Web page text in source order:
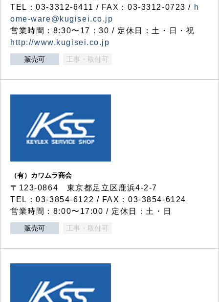
TEL：03-3312-6411 / FAX：03-3312-0723 / h
ome-ware@kugisei.co.jp
営業時間：8:30〜17：30 / 定休日：土・日・祝
http://www.kugisei.co.jp
販売可 工事・取付可
（有）カワムラ商会
〒123-0864 東京都足立区鹿浜4-2-7
TEL：03-3854-6122 / FAX：03-3854-6124
営業時間：8:00〜17:00 / 定休日：土・日
販売可 工事・取付可